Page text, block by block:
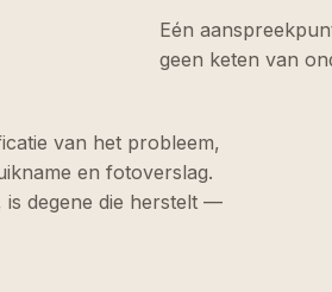
Eén
geen keten van
van het probleem,
en fotoverslag.
is degene die herstelt —